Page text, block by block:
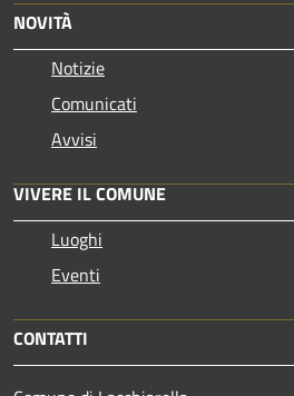
NOVITÀ
Notizie
Comunicati
Avvisi
VIVERE IL COMUNE
Luoghi
Eventi
CONTATTI